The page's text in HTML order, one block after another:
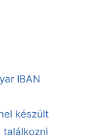
IBAN
készült
találkozni